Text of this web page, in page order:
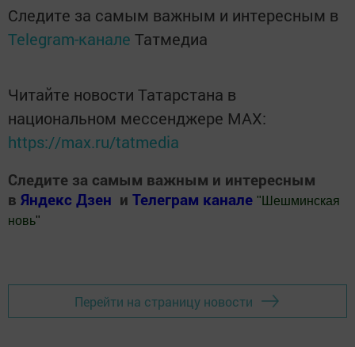
Следите за самым важным и интересным в
Telegram-канале Татмедиа
Читайте новости Татарстана в
национальном мессенджере MАХ:
https://max.ru/tatmedia
Следите за самым важным и интересным
в Яндекс Дзен и Телеграм канале " Шешминская
новь"
Перейти на страницу новости